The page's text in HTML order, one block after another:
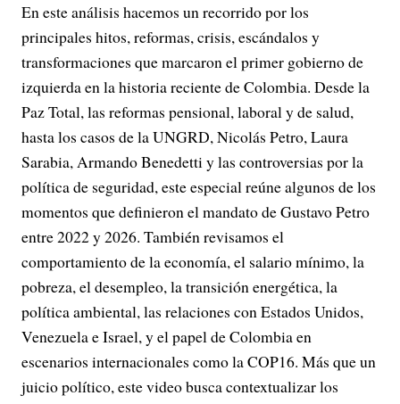
En este análisis hacemos un recorrido por los
principales hitos, reformas, crisis, escándalos y
transformaciones que marcaron el primer gobierno de
izquierda en la historia reciente de Colombia. Desde la
Paz Total, las reformas pensional, laboral y de salud,
hasta los casos de la UNGRD, Nicolás Petro, Laura
Sarabia, Armando Benedetti y las controversias por la
política de seguridad, este especial reúne algunos de los
momentos que definieron el mandato de Gustavo Petro
entre 2022 y 2026. También revisamos el
comportamiento de la economía, el salario mínimo, la
pobreza, el desempleo, la transición energética, la
política ambiental, las relaciones con Estados Unidos,
Venezuela e Israel, y el papel de Colombia en
escenarios internacionales como la COP16. Más que un
juicio político, este video busca contextualizar los